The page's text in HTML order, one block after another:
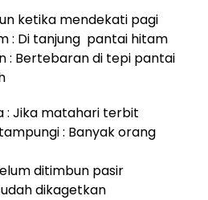
ketika mendekati pagi
: Di tanjung pantai hitam
: Bertebaran di tepi pantai
: Jika matahari terbit
: Banyak orang
ditimbun pasir
dikagetkan